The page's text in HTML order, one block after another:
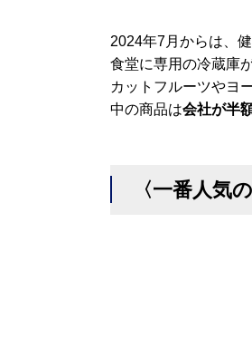
2024年7月からは、
食堂に専用の冷蔵庫
カットフルーツやヨ
中の商品は会社が半
〈一番人気